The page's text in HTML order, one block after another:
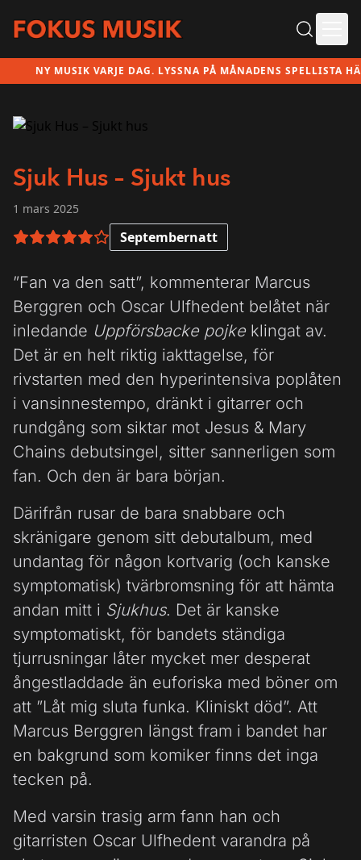
NY MUSIK VARJE DAG. LYSSNA PÅ MÅNADENS SPELLISTA HÄR!
Sjuk Hus – Sjukt hus
1 mars 2025
5 av 6 i betyg Septembernatt
”Fan va den satt”, kommenterar Marcus
Berggren och Oscar Ulfhedent belåtet när
inledande Uppförsbacke pojkeklingat av.
Det är en helt riktig iakttagelse, för
rivstarten med den hyperintensiva poplåten
i vansinnestempo, dränkt i gitarrer och
rundgång som siktar mot Jesus & Mary
Chains debutsingel, sitter sannerligen som
fan. Och den är bara början.
Därifrån rusar de bara snabbare och
skränigare genom sitt debutalbum, med
undantag för någon kortvarig (och kanske
symptomatisk) tvärbromsning för att hämta
andan mitt i Sjukhus. Det är kanske
symptomatiskt, för bandets ständiga
tjurrusningar låter mycket mer desperat
ångestladdade än euforiska med böner om
att ”Låt mig sluta funka. Kliniskt död”. Att
Marcus Berggren längst fram i bandet har
en bakgrund som komiker finns det inga
tecken på.
Med varsin trasig arm fann han och
gitarristen Oscar Ulfhedent varandra på